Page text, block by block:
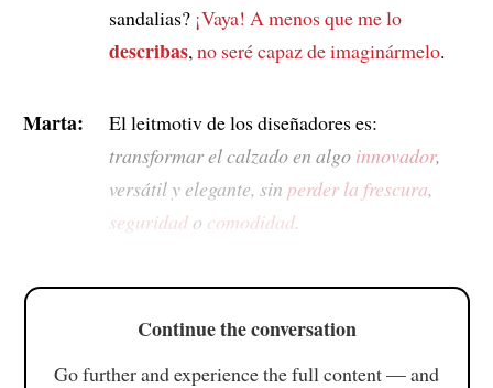
sandalias? ¡Vaya! A menos queme lo
describas, no seré capaz de imaginármelo.
Marta:
El leitmotiv de los diseñadores es:
transformar el calzado en algo innovador,
versátil y elegante, sin perder la frescura,
seguridado comodidad.
Continue the conversation
Go further and experience the full content — and